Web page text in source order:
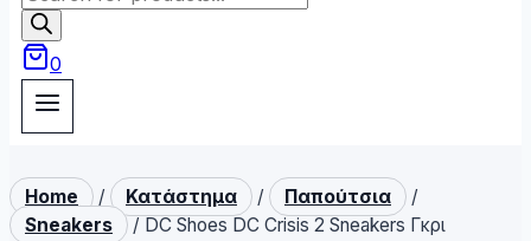
search
0
Home / Κατάστημα / Παπούτσια
/
Sneakers
/ DC Shoes DC Crisis 2 Sneakers Γκρι